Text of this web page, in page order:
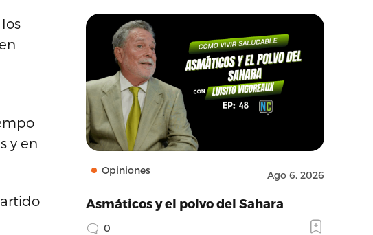
y en
Opiniones Ago 6, 2026
Asmáticos y el polvo del Sahara
0